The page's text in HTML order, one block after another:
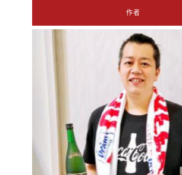
作者